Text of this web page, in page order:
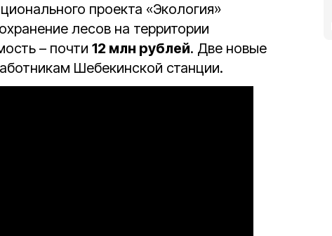
проекта «Экология»
лесов на территории
– почти 12 млн рублей. Две новые
Шебекинской станции.